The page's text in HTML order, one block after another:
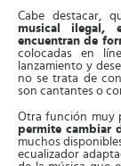
Cabe destacar,
musical ilegal,
encuentran de
colocadas en
lanzamiento y
no se trata de
son cantantes o
Otra función muy
permite cambiar
muchos
ecualizador